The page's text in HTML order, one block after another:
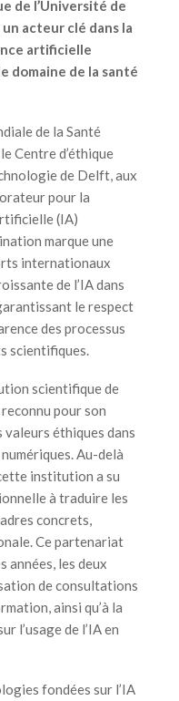
de l’Université de
acteur clé dans la
artificielle
domaine de la santé
de la Santé
Centre d’éthique
de Delft, aux
pour la
(IA)
marque une
internationaux
de l’IA dans
le respect
des processus
scientifiques.
scientifique de
pour son
éthiques dans
Au-delà
institution a su
à traduire les
concrets,
Ce partenariat
années, les deux
de consultations
ainsi qu’à la
l’usage de l’IA en
fondées sur l’IA